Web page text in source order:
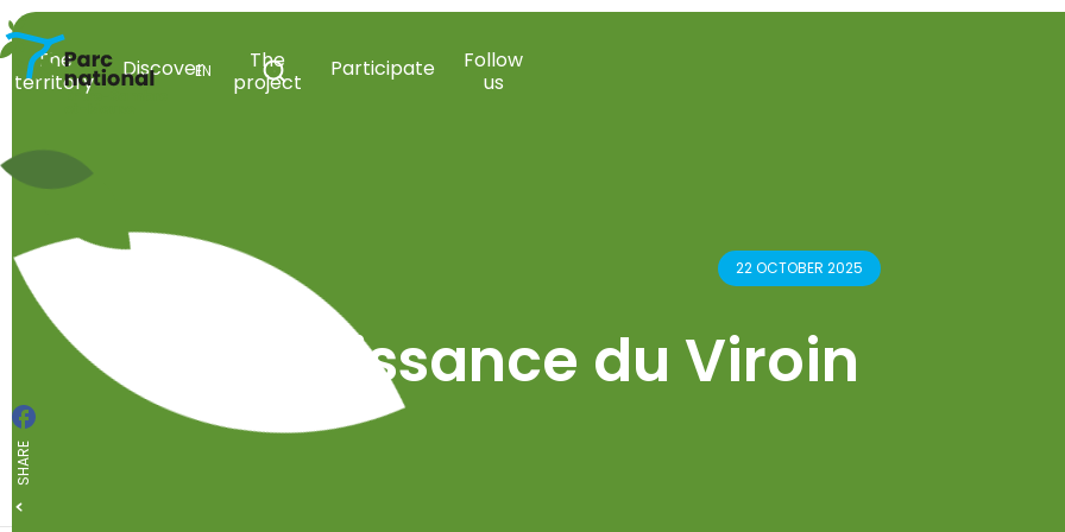
National Park Entre-Sambre-et-Meuse
The
territory
Discover
The
project
Participate
Follow
us
EN
Open search
22 OCTOBER 2025
La naissance du Viroin
SHARE
Facebook